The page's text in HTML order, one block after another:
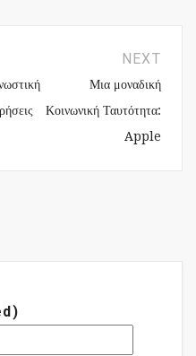
NEXT
Μια μοναδική
Κοινωνική Ταυτότητα:
Apple